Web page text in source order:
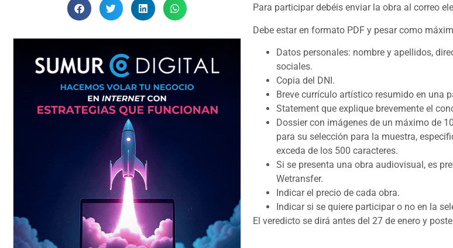
Para participar debéis enviar la obra al correo
Debe estar en formato PDF y pesar como
Datos personales: nombre y apellidos,
sociales.
Copia del DNI.
Breve currículo artístico resumido en una
Statement que explique brevemente el
Dossier con imágenes de un máximo de
para su selección para la muestra,
exceda de los 500 caracteres.
Si se presenta una obra audiovisual, es
Wetransfer.
Indicar el precio de cada obra.
Indicar si se quiere participar o no en la
El veredicto se dirá antes del 27 de enero y